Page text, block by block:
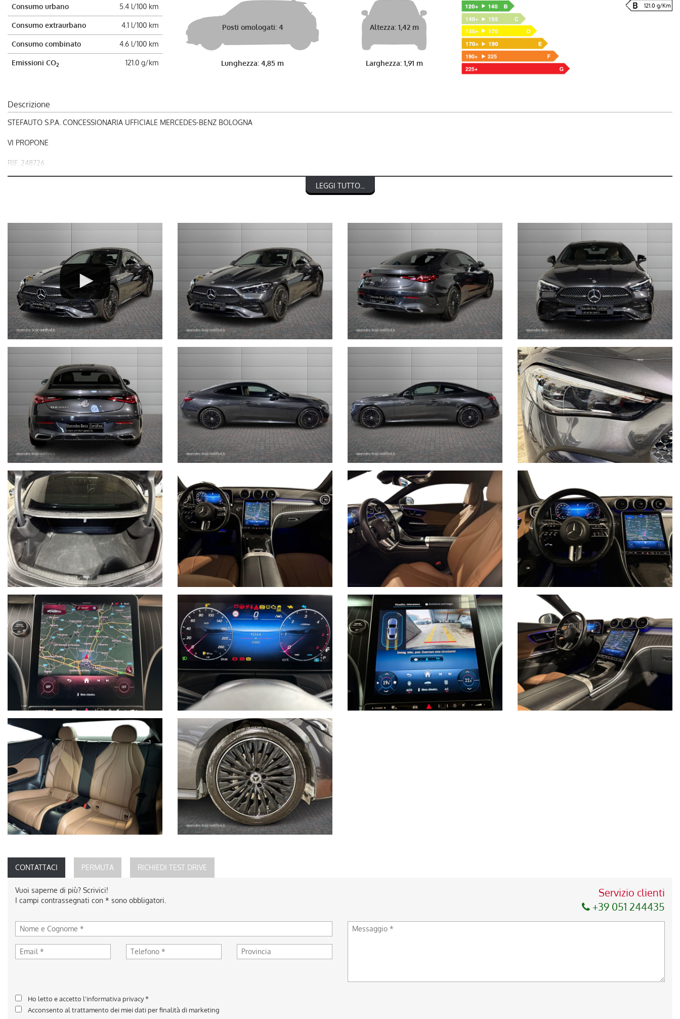
Consumo urbano 5.4 l/100 km
Consumo extraurbano 4.1 l/100 km
Consumo combinato 4.6 l/100 km
Emissioni CO2 121.0 g/km
Posti omologati: 4
Lunghezza: 4,85 m
Altezza: 1,42 m
Larghezza: 1,91 m
121.0 g/Km
Descrizione
STEFAUTO S.P.A. CONCESSIONARIA UFFICIALE MERCEDES-BENZ BOLOGNA
VI PROPONE
RIF. 248726
LA INVITIAMO A SPECIFICARE:
- UN RECAPITO TELEFONICO
- IN CASO DI AUTO DA DARE IN PERMUTA (MODELLO, ANNO DI
IMMATRICOLAZIONE, KM)
STEFAUTO S.P.A.BOLOGNA
VIA BENTINI, 111
Tel. 051244435
sales@stefauto.it - www.stefauto.it
--------------------------------------------------------------------------
Stefauto S.p.a. declina ogni responsabilità per eventuali non conformità relative ad equipaggiamento, omologazioni anti inquinamento, accessori, ecc. pubblicate nei diversi portali. Dette informazioni che
non rappresentano in alcun modo un impegno contrattuale in quanto non ci è possibile intervenire su eventuali errori di stampa.
LEGGI TUTTO...
CONTATTACI PERMUTA RICHIEDI TEST DRIVE
Vuoi saperne di più? Scrivici!
I campi contrassegnati con * sono obbligatori.
Servizio clienti
+39 051 244435
Ho letto e accetto l'informativa privacy*
Acconsento al trattamento dei miei dati per finalità di marketing